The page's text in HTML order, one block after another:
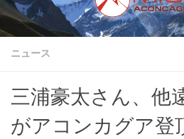
ニュース
三浦豪太さん、他
がアコンカグア登